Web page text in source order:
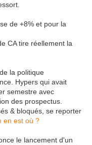
de +8% et pour la
CA tire réellement la
la politique
Hypers qui avait
semestre avec
des prospectus.
& bloqués, se reporter
en est où ?
le lancement d'un